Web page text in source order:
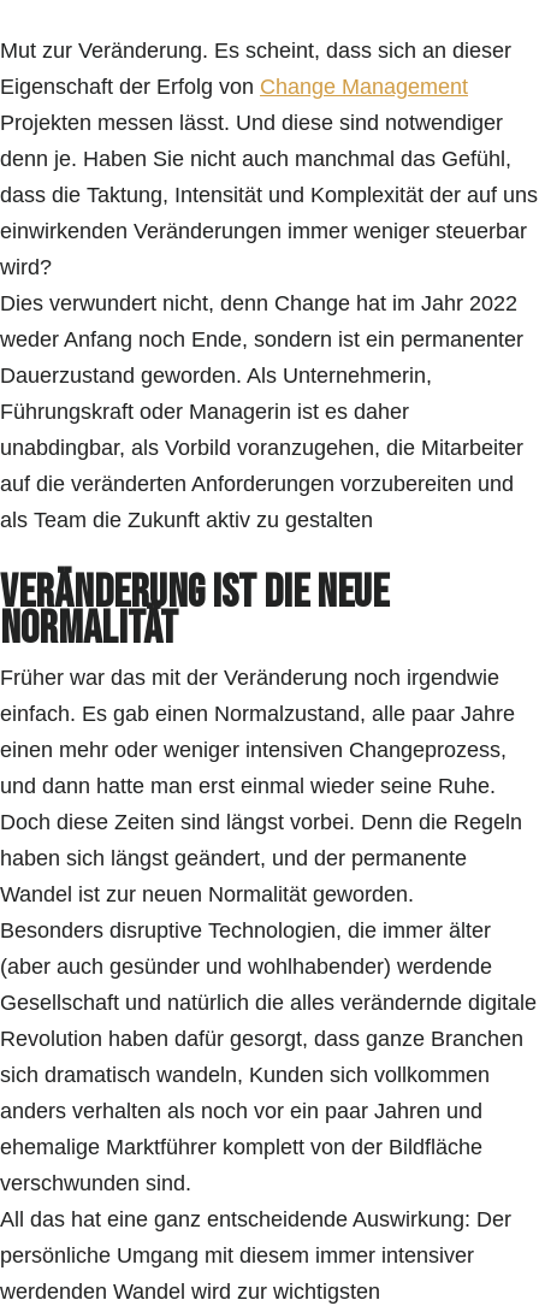
Mut zur Veränderung. Es scheint, dass sich an dieser
Eigenschaft der Erfolg von Change Management
Projekten messen lässt. Und diese sind notwendiger
denn je. Haben Sie nicht auch manchmal das Gefühl,
dass die Taktung, Intensität und Komplexität der auf uns
einwirkenden Veränderungen immer weniger steuerbar
wird?
Dies verwundert nicht, denn Change hat im Jahr 2022
weder Anfang noch Ende, sondern ist ein permanenter
Dauerzustand geworden. Als Unternehmerin,
Führungskraft oder Managerin ist es daher
unabdingbar, als Vorbild voranzugehen, die Mitarbeiter
auf die veränderten Anforderungen vorzubereiten und
als Team die Zukunft aktiv zu gestalten
Veränderung ist die neue
Normalität
Früher war das mit der Veränderung noch irgendwie
einfach. Es gab einen Normalzustand, alle paar Jahre
einen mehr oder weniger intensiven Changeprozess,
und dann hatte man erst einmal wieder seine Ruhe.
Doch diese Zeiten sind längst vorbei. Denn die Regeln
haben sich längst geändert, und der permanente
Wandel ist zur neuen Normalität geworden.
Besonders disruptive Technologien, die immer älter
(aber auch gesünder und wohlhabender) werdende
Gesellschaft und natürlich die alles verändernde digitale
Revolution haben dafür gesorgt, dass ganze Branchen
sich dramatisch wandeln, Kunden sich vollkommen
anders verhalten als noch vor ein paar Jahren und
ehemalige Marktführer komplett von der Bildfläche
verschwunden sind.
All das hat eine ganz entscheidende Auswirkung: Der
persönliche Umgang mit diesem immer intensiver
werdenden Wandel wird zur wichtigsten